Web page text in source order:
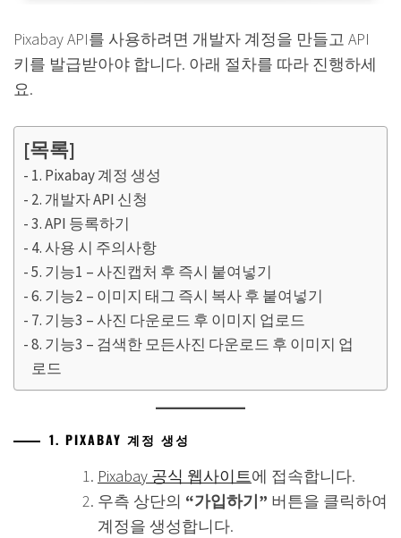
Pixabay API를 사용하려면 개발자 계정을 만들고 API
키를 발급받아야 합니다. 아래 절차를 따라 진행하세
요.
[목록]
1. Pixabay 계정 생성
2. 개발자 API 신청
3. API 등록하기
4. 사용 시 주의사항
5. 기능1 – 사진캡처 후 즉시 붙여넣기
6. 기능2 – 이미지 태그 즉시 복사 후 붙여넣기
7. 기능3 – 사진 다운로드 후 이미지 업로드
8. 기능3 – 검색한 모든사진 다운로드 후 이미지 업
로드
1. PIXABAY 계정 생성
Pixabay 공식 웹사이트에 접속합니다.
우측 상단의 “가입하기” 버튼을 클릭하여
계정을 생성합니다.